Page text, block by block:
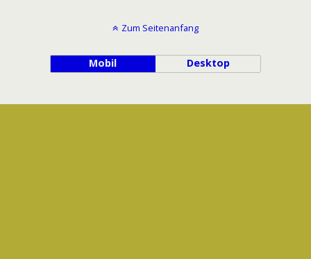
Zum Seitenanfang
Mobil Desktop